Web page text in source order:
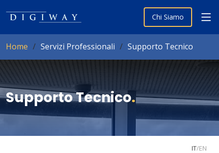
Chi Siamo
Home Servizi Professionali Supporto Tecnico
Supporto Tecnico.
IT/EN